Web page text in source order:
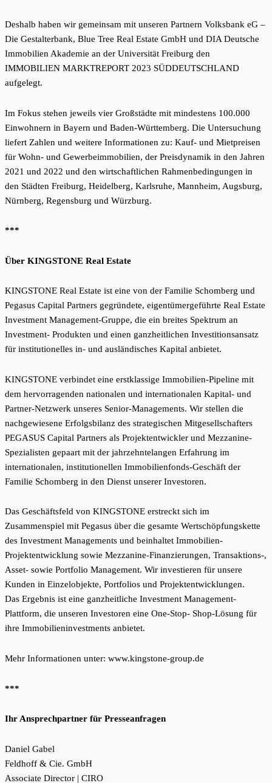
Deshalb haben wir gemeinsam mit unseren Partnern Volksbank eG –
Die Gestalterbank, Blue Tree Real Estate GmbH und DIA Deutsche
Immobilien Akademie an der Universität Freiburg den
IMMOBILIEN MARKTREPORT 2023 SÜDDEUTSCHLAND
aufgelegt.
Im Fokus stehen jeweils vier Großstädte mit mindestens 100.000
Einwohnern in Bayern und Baden-Württemberg. Die Untersuchung
liefert Zahlen und weitere Informationen zu: Kauf- und Mietpreisen
für Wohn- und Gewerbeimmobilien, der Preisdynamik in den Jahren
2021 und 2022 und den wirtschaftlichen Rahmenbedingungen in
den Städten Freiburg, Heidelberg, Karlsruhe, Mannheim, Augsburg,
Nürnberg, Regensburg und Würzburg.
***
Über KINGSTONE Real Estate
KINGSTONE Real Estate ist eine von der Familie Schomberg und
Pegasus Capital Partners gegründete, eigentümergeführte Real Estate
Investment Management-Gruppe, die ein breites Spektrum an
Investment- Produkten und einen ganzheitlichen Investitionsansatz
für institutionelles in- und ausländisches Kapital anbietet.
KINGSTONE verbindet eine erstklassige Immobilien-Pipeline mit
dem hervorragenden nationalen und internationalen Kapital- und
Partner-Netzwerk unseres Senior-Managements. Wir stellen die
nachgewiesene Erfolgsbilanz des strategischen Mitgesellschafters
PEGASUS Capital Partners als Projektentwickler und Mezzanine-
Spezialisten gepaart mit der jahrzehntelangen Erfahrung im
internationalen, institutionellen Immobilienfonds-Geschäft der
Familie Schomberg in den Dienst unserer Investoren.
Das Geschäftsfeld von KINGSTONE erstreckt sich im
Zusammenspiel mit Pegasus über die gesamte Wertschöpfungskette
des Investment Managements und beinhaltet Immobilien-
Projektentwicklung sowie Mezzanine-Finanzierungen, Transaktions-,
Asset- sowie Portfolio Management. Wir investieren für unsere
Kunden in Einzelobjekte, Portfolios und Projektentwicklungen.
Das Ergebnis ist eine ganzheitliche Investment Management-
Plattform, die unseren Investoren eine One-Stop- Shop-Lösung für
ihre Immobilieninvestments anbietet.
Mehr Informationen unter: www.kingstone-group.de
***
Ihr Ansprechpartner für Presseanfragen
Daniel Gabel
Feldhoff & Cie. GmbH
Associate Director | CIRO